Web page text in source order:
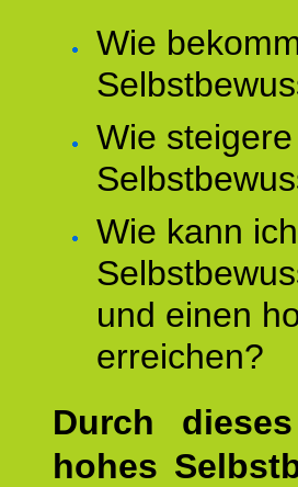
Wie
Wie
Wie kann
und einen
erreichen?
Durch
hohes